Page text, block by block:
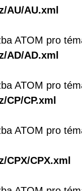
AU/AU.xml
ATOM pro
AD/AD.xml
ATOM pro
CP.xml
ATOM pro
CPX.xml